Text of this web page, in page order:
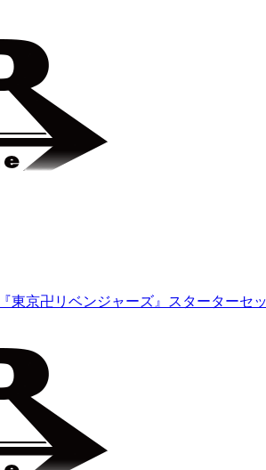
京卍リベンジャーズ』スターターセ